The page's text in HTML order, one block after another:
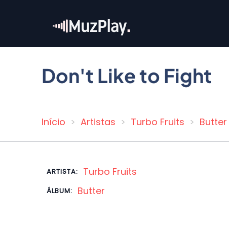
conteúdo
Don't Like to Fight
Trilha
navegação
Início Artistas Turbo Fruits Butter
ARTISTA: Turbo Fruits
ÁLBUM: Butter